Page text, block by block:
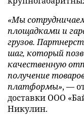
«Мы
площадками и
грузов.
шаг, который
качественную
получение
платформы», —
доставки ООО
Никулин.